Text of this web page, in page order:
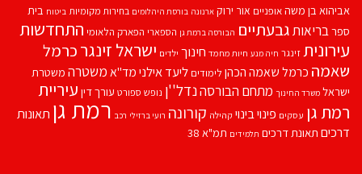
אביהוא בן משהאופניים אור ירוק ארנונה בורסת היהלומים בחירות מקומיות ביטוח בית
ספרבריאותגבעתיים הבורסה ברמת גן הספארי הפארק הלאומי התחדשות
עירוניתזינגר חיה מנע חיות מחמד חינוך ילדים ישראל זינגרכרמל
שאמה כרמל שאמה הכהן לימודים ליעד אילנימד''אמשטרה משטרת
ישראל משרד החינוך מתחם הבורסהנדל''ן נופש ספורט עורך דין עיריית
רמת גן עסקים פינוי בינוי קהילה קורונה רועי ברזילי רכב רמת גן תאונות
דרכים תאונת דרכים תלמידים תמ"א 38